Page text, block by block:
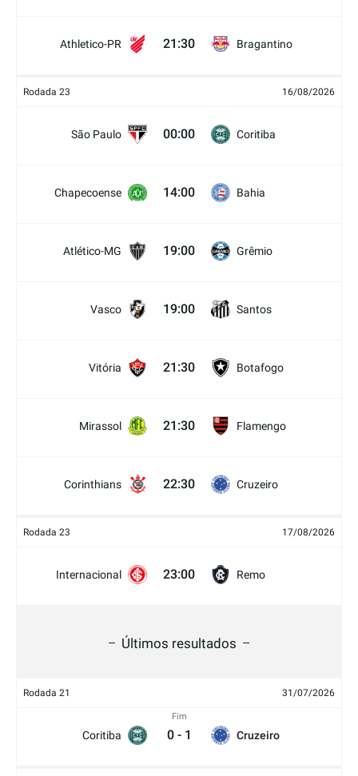
Athletico-PR 21:30 Bragantino
Rodada 23 16/08/2026
São Paulo 00:00 Coritiba
Chapecoense 14:00 Bahia
Atlético-MG 19:00 Grêmio
Vasco 19:00 Santos
Vitória 21:30 Botafogo
Mirassol 21:30 Flamengo
Corinthians 22:30 Cruzeiro
Rodada 23 17/08/2026
Internacional 23:00 Remo
Últimos resultados
Rodada 21 31/07/2026
Coritiba
Fim
0 - 1 Cruzeiro